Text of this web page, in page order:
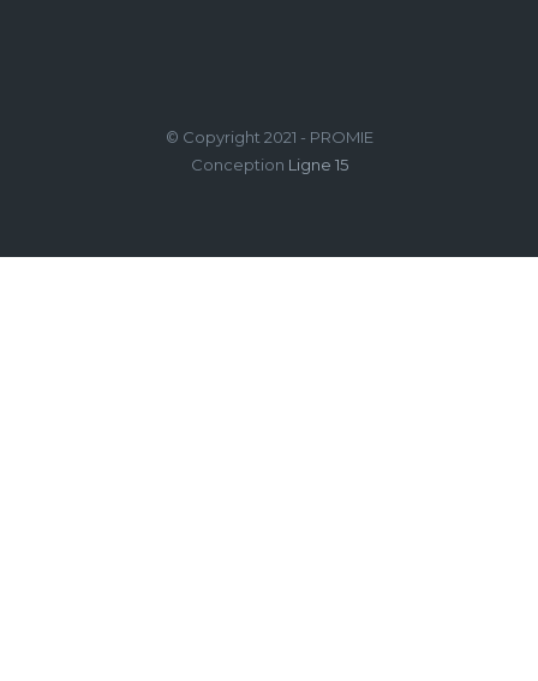
© Copyright 2021 - PROMIE
Conception Ligne 15